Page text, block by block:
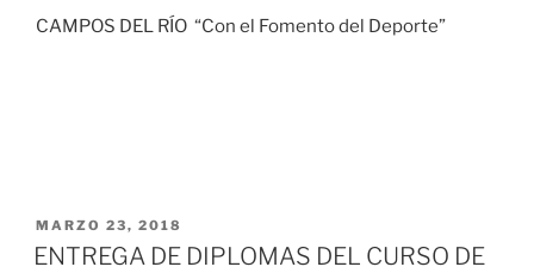
CAMPOS DEL RÍO “Con el Fomento del Deporte”
MARZO 23, 2018
ENTREGA DE DIPLOMAS DEL CURSO DE